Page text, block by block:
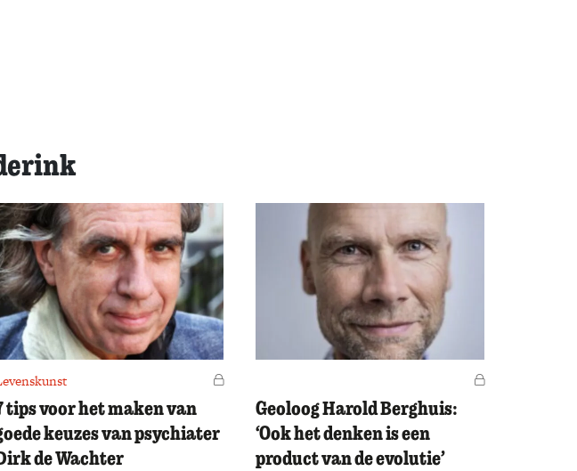
Voor leden
tips voor het maken van
keuzes van psychiater
de Wachter
Voor leden
Geoloog Harold Berghuis:
‘Ook het denken is een
product van de evolutie’